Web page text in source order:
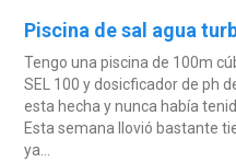
Piscina de sal agua
Tengo una piscina de 100m
SEL 100 y dosicficador de ph
esta hecha y nunca había
Esta semana llovió bastante
ya...